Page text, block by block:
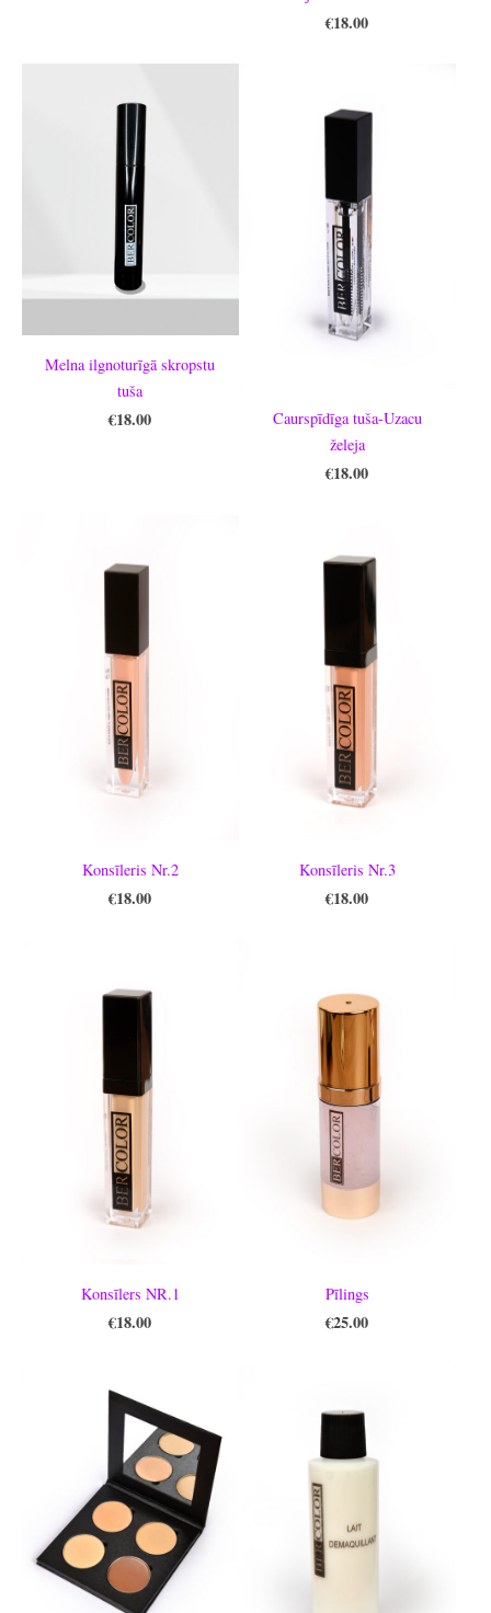
€18.00
Melna ilgnoturīgā skropstu
tuša
€18.00
Caurspīdīga tuša-Uzacu
želeja
€18.00
Konsīleris Nr.2
€18.00
Konsīleris Nr.3
€18.00
Konsīlers NR.1
€18.00
Pīlings
€25.00